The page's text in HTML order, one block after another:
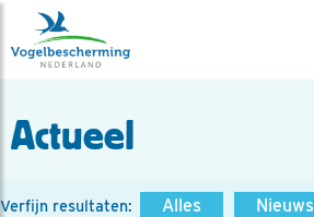
Actueel
Verfijn resultaten: Alles Nieuws